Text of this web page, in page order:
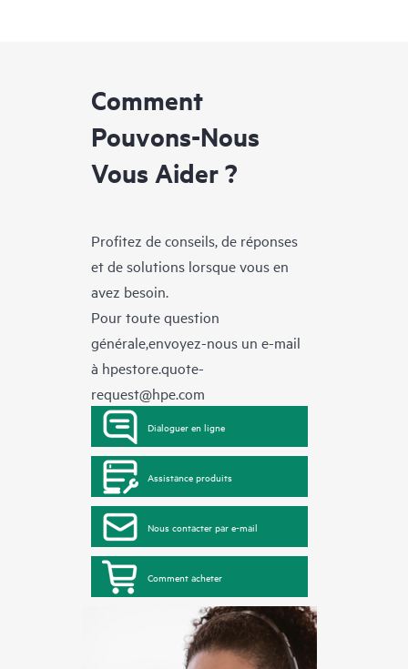
Comment
Pouvons-Nous
Vous Aider ?
Profitez de conseils, de réponses
et de solutions lorsque vous en
avez besoin.
Pour toute question
générale,envoyez-nous un e-mail
à hpestore.quote-
request@hpe.com
Dialoguer en ligne
Assistance produits
Nous contacter par e-mail
Comment acheter